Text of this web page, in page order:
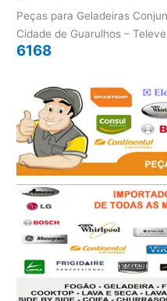
Peças para Geladeiras
Cidade de Guarulhos –
6168